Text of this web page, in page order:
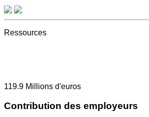
Ressources
119.9 Millions d'euros
Contribution des employeurs